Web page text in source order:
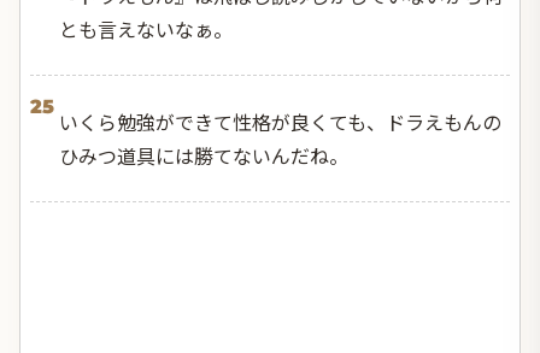
とも言えないなぁ。
25
いくら勉強ができて性格が良くても、ドラえもんの
ひみつ道具には勝てないんだね。